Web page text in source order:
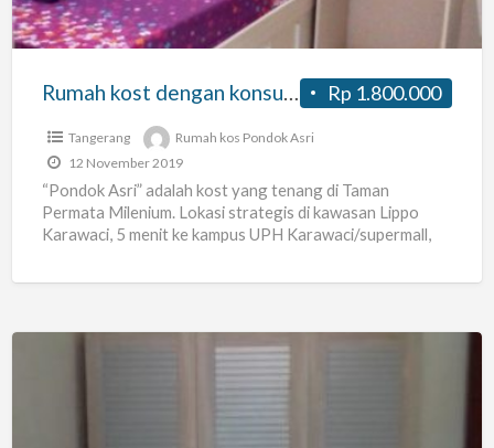
bimbingan
belajar
Rp 1.800.000
Rumah kost dengan konsultasi / bimbingan belajar
Tangerang
Rumah kos Pondok Asri
12 November 2019
“Pondok Asri” adalah kost yang tenang di Taman
Permata Milenium. Lokasi strategis di kawasan Lippo
Karawaci, 5 menit ke kampus UPH Karawaci/supermall,